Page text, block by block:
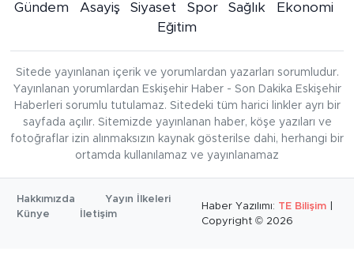
Gündem Asayiş Siyaset Spor Sağlık
Ekonomi
Eğitim
Sitede yayınlanan içerik ve yorumlardan yazarları sorumludur.
Yayınlanan yorumlardan Eskişehir Haber - Son Dakika Eskişehir
Haberleri sorumlu tutulamaz. Sitedeki tüm harici linkler ayrı bir
sayfada açılır. Sitemizde yayınlanan haber, köşe yazıları ve
fotoğraflar izin alınmaksızın kaynak gösterilse dahi, herhangi bir
ortamda kullanılamaz ve yayınlanamaz
Hakkımızda
Yayın İlkeleri
Künye
İletişim
Haber Yazılımı: TE Bilişim
Copyright © 2026